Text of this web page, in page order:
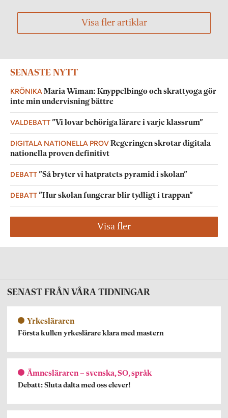
Visa fler artiklar
SENASTE NYTT
KRÖNIKA Maria Wiman: Knyppelbingo och skrattyoga gör
inte min undervisning bättre
VALDEBATT”Vi lovar behöriga lärare i varje klassrum”
DIGITALA NATIONELLA PROVRegeringen skrotar digitala
nationella proven definitivt
DEBATT”Så bryter vi hatpratets pyramid i skolan”
DEBATT”Hur skolan fungerar blir tydligt i trappan”
Visa fler
SENAST FRÅN VÅRA TIDNINGAR
Yrkesläraren
Första kullen yrkeslärare klara med mastern
Ämnesläraren – svenska, SO, språk
Debatt: Sluta dalta med oss elever!